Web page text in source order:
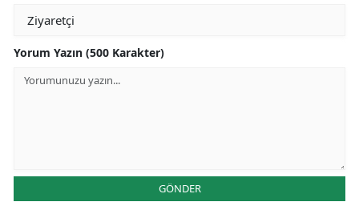
Yorum Yazın (500 Karakter)
GÖNDER